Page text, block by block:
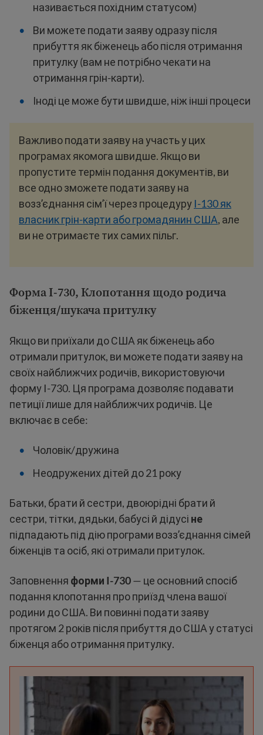
називається похідним статусом)
Ви можете подати заяву одразу після
прибуття як біженець або після отримання
притулку (вам не потрібно чекати на
отримання грін-карти).
Іноді це може бути швидше, ніж інші процеси
Важливо подати заяву на участь у цих
програмах якомога швидше. Якщо ви
пропустите термін подання документів, ви
все одно зможете подати заяву на
воззʼєднання сімʼї через процедуру I-130 як
власник грін-карти або громадянин США, але
ви не отримаєте тих самих пільг.
Форма I-730, Клопотання щодо родича
біженця/шукача притулку
Якщо ви приїхали до США як біженець або
отримали притулок, ви можете подати заяву на
своїх найближчих родичів, використовуючи
форму I-730. Ця програма дозволяє подавати
петиції лише для найближчих родичів. Це
включає в себе:
Чоловік/дружина
Неодружених дітей до 21 року
Батьки, брати й сестри, двоюрідні брати й
сестри, тітки, дядьки, бабусі й дідусі не
підпадають під дію програми воззʼєднання сімей
біженців та осіб, які отримали притулок.
Заповнення форми I-730— це основний спосіб
подання клопотання про приїзд члена вашої
родини до США. Ви повинні подати заяву
протягом 2 років після прибуття до США у статусі
біженця або отримання притулку.